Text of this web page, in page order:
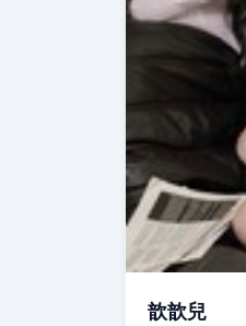
歆歆兒